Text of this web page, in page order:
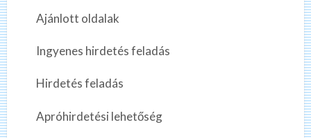
Ajánlott oldalak
Ingyenes hirdetés feladás
Hirdetés feladás
Apróhirdetési lehetőség